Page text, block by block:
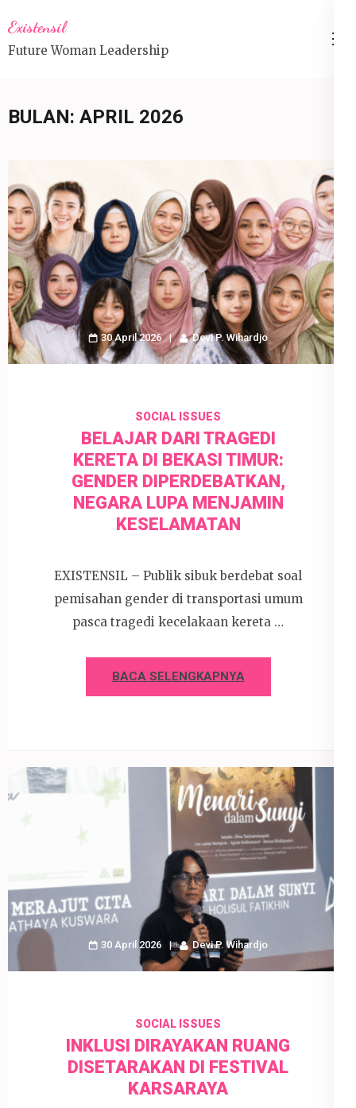
ke
konten
Existensil
Future Woman Leadership
BULAN: APRIL 2026
30 April 2026 Devi P. Wihardjo
SOCIAL ISSUES
BELAJAR DARI TRAGEDI
KERETA DI BEKASI TIMUR:
GENDER DIPERDEBATKAN,
NEGARA LUPA MENJAMIN
KESELAMATAN
EXISTENSIL – Publik sibuk berdebat soal
pemisahan gender di transportasi umum
pasca tragedi kecelakaan kereta …
BACA SELENGKAPNYA
30 April 2026 Devi P. Wihardjo
SOCIAL ISSUES
INKLUSI DIRAYAKAN RUANG
DISETARAKAN DI FESTIVAL
KARSARAYA